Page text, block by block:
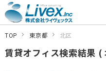
TOP 東京都 北区
賃貸オフィス検索結果 (